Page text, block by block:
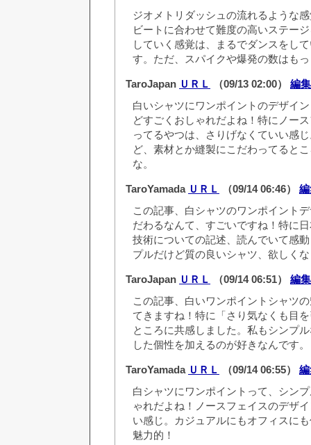
ジオメトリダッシュの流れるような
ビートに合わせて難度の高いステー
していく感覚は、まるでダンスをし
す。ただ、スパイクや爆発の数はも
TaroJapan ＵＲＬ （09/13 02:00） 編
白いシャツにワンポイントのデザイ
どすごくおしゃれだよね！特にノー
ってるやつは、さりげなくていい感
ど、素材とか縫製にこだわってると
な。
TaroYamada ＵＲＬ （09/14 06:46）
この記事、白シャツのワンポイント
だわるなんて、すごいですね！特に
技術についての記述、読んでいて感
プルだけど質の良いシャツ、欲しく
TaroJapan ＵＲＬ （09/14 06:51） 編
この記事、白いワンポイントシャツ
てきますね！特に「さり気なくも目
ところに共感しました。私もシンプ
した個性を加えるのが好きなんです。
TaroYamada ＵＲＬ （09/14 06:55）
白シャツにワンポイントって、シン
ゃれだよね！ノースフェイスのデザ
い感じ。カジュアルにもオフィスに
魅力的！